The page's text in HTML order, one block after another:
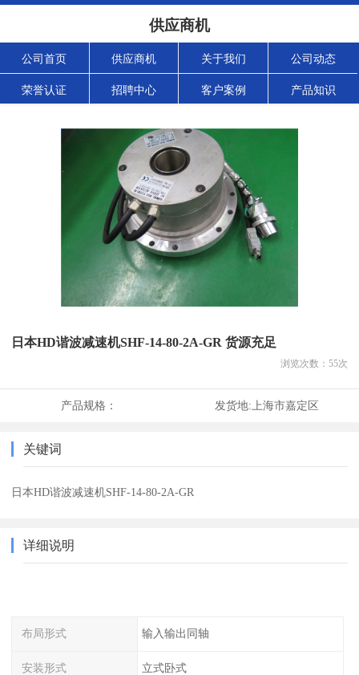
供应商机
公司首页 供应商机 关于我们 公司动态
荣誉认证 招聘中心 客户案例 产品知识
日本HD谐波减速机SHF-14-80-2A-GR 货源充足
浏览次数： 55次
产品规格： 发货地: 上海市嘉定区
关键词
日本HD谐波减速机SHF-14-80-2A-GR
详细说明
布局形式 输入输出同轴
安装形式 立式卧式